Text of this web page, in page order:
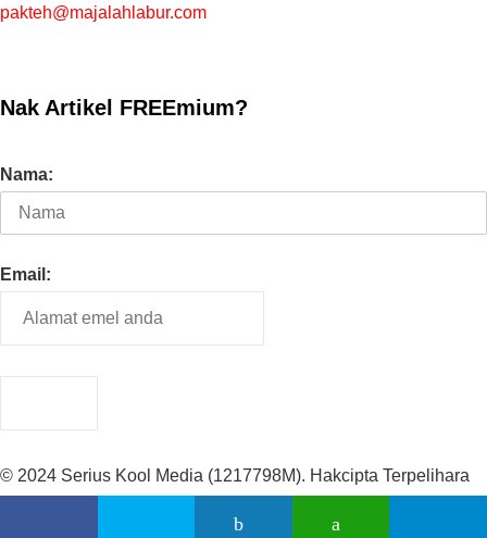
pakteh@majalahlabur.com
Nak Artikel FREEmium?
Nama:
Email:
© 2024 Serius Kool Media (1217798M). Hakcipta Terpelihara